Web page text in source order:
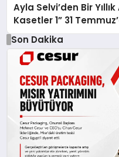
Ayla Selvi’den Bir
Kasetler 1” 31
Son Dakika